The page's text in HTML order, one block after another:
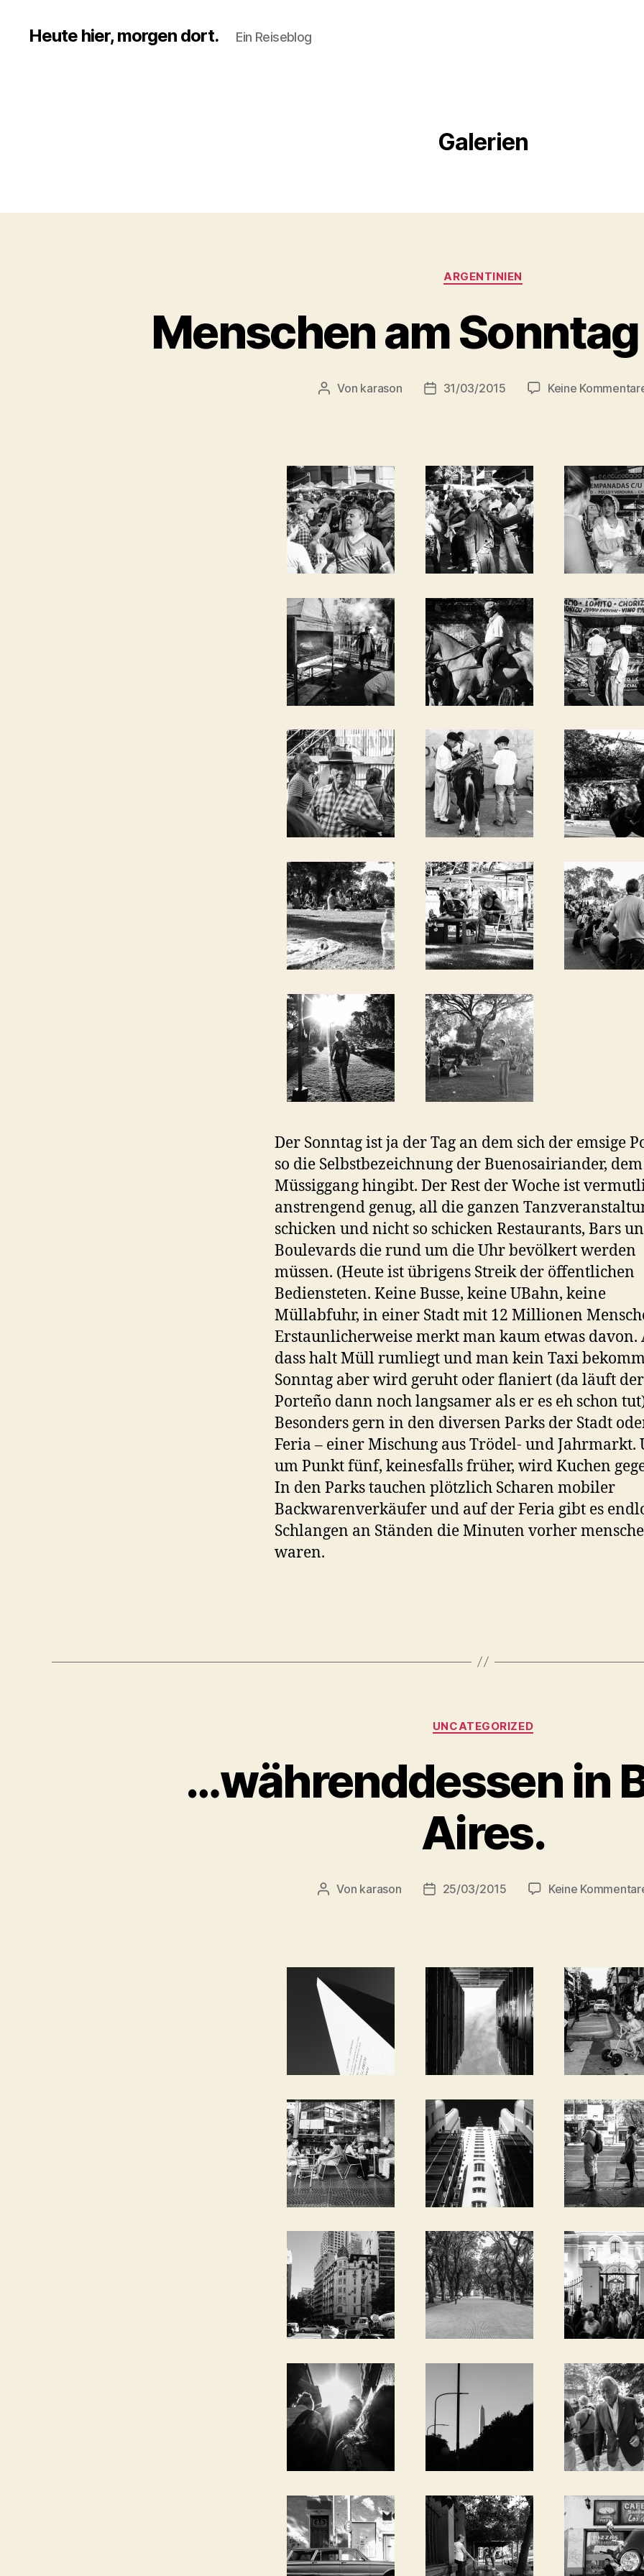
Heute hier, morgen dort. Ein Reiseblog
Galerien
Kategorien
ARGENTINIEN
Menschen am
Beitragsautor
Von karason Veröffentlichungsdatum
31/03/2015 Keine
Der Sonntag ist ja der Tag an dem sich der emsige
so die Selbstbezeichnung der Buenosairiander, dem
Müssiggang hingibt. Der Rest der Woche ist
anstrengend genug, all die ganzen
schicken und nicht so schicken Restaurants, Bars
Boulevards die rund um die Uhr bevölkert werden
müssen. (Heute ist übrigens Streik der öffentlichen
Bediensteten. Keine Busse, keine UBahn, keine
Müllabfuhr, in einer Stadt mit 12 Millionen
Erstaunlicherweise merkt man kaum etwas davon.
dass halt Müll rumliegt und man kein Taxi
Sonntag aber wird geruht oder flaniert (da läuft der
Porteño dann noch langsamer als er es eh schon
Besonders gern in den diversen Parks der Stadt
Feria – einer Mischung aus Trödel- und Jahrmarkt.
um Punkt fünf, keinesfalls früher, wird Kuchen
In den Parks tauchen plötzlich Scharen mobiler
Backwarenverkäufer und auf der Feria gibt es
Schlangen an Ständen die Minuten vorher
waren.
Kategorien
UNCATEGORIZED
…währenddessen in
Aires.
Beitragsautor
Von karason Veröffentlichungsdatum
25/03/2015 Keine